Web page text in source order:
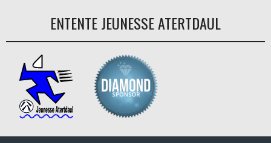
ENTENTE JEUNESSE ATERTDAUL